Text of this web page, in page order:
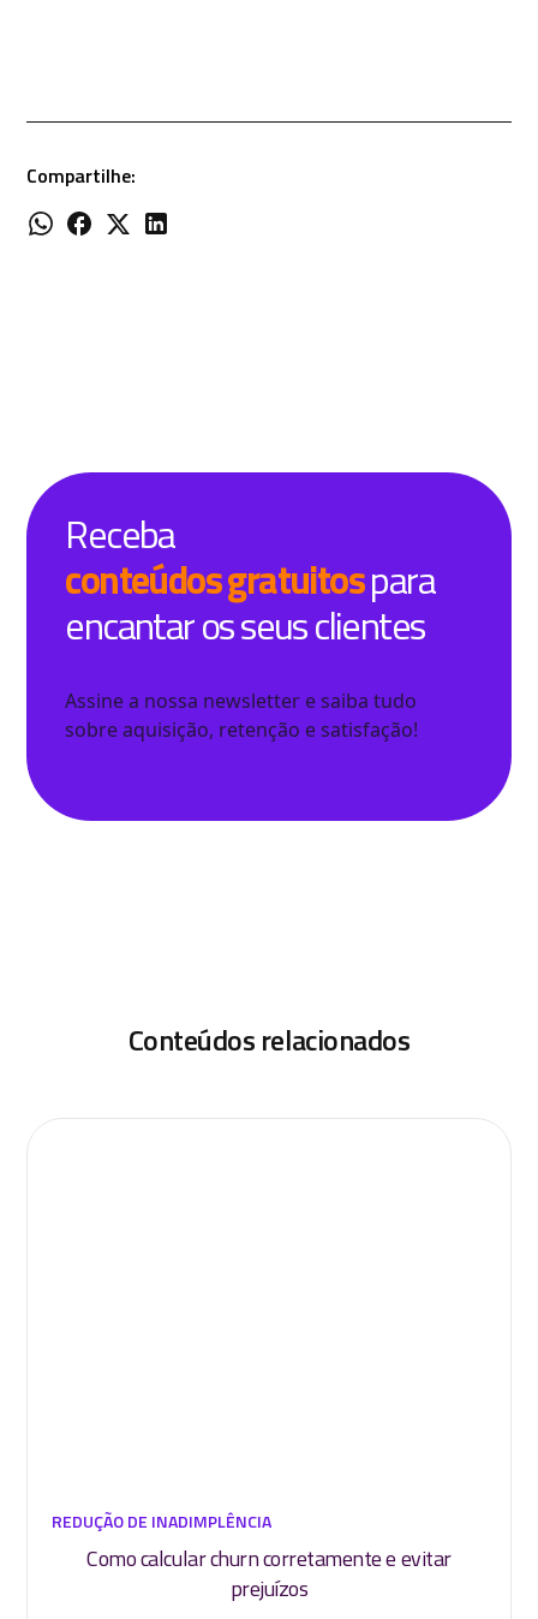
Compartilhe:
Receba
conteúdos gratuitospara
encantar os seus clientes
Assine a nossa newsletter e saiba tudo
sobre aquisição, retenção e satisfação!
Conteúdos relacionados
REDUÇÃO DE INADIMPLÊNCIA
Como calcular churn corretamente e evitar
prejuízos